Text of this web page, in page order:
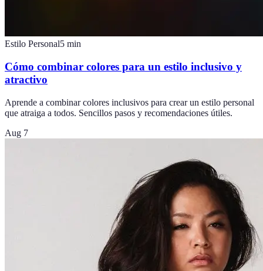
Estilo Personal5 min
Cómo combinar colores para un estilo inclusivo y
atractivo
Aprende a combinar colores inclusivos para crear un estilo personal
que atraiga a todos. Sencillos pasos y recomendaciones útiles.
Aug 7